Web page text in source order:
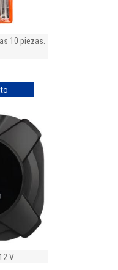
10 piezas.
V